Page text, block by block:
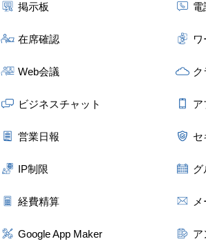
掲示板 電
在席確認
Web会議 ク
ビジネスチャット ア
営業日報 セ
IP制限 グ
経費精算
Google App Maker ア